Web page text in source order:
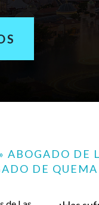
»ABOGADO DE
DE